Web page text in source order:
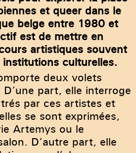
de Sandra Dorn, 1989-1990,
issues de sa librairie Artemys,
Hubert
et queer dans le
belge entre 1980 et
est de mettre en
artistiques souvent
institutions culturelles.
deux volets
part, elle interroge
par ces artistes et
se sont exprimées,
Artemys ou le
D’autre part, elle